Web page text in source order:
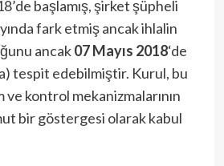
başlamış, şirket şüpheli
fark etmiş ancak ihlalin
ancak07 Mayıs 2018‘de
tespit edebilmiştir. Kurul, bu
kontrol mekanizmalarının
bir göstergesi olarak kabul